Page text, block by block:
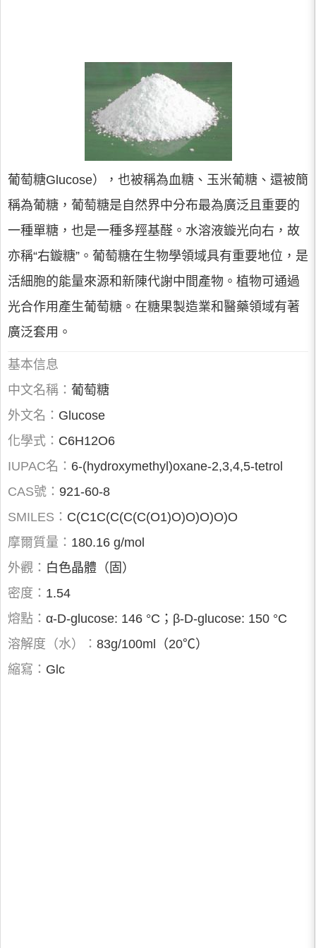
葡萄糖Glucose），也被稱為血糖、玉米葡糖、還被簡
稱為葡糖，葡萄糖是自然界中分布最為廣泛且重要的
一種單糖，也是一種多羥基醛。水溶液鏇光向右，故
亦稱“右鏇糖”。葡萄糖在生物學領域具有重要地位，是
活細胞的能量來源和新陳代謝中間產物。植物可通過
光合作用產生葡萄糖。在糖果製造業和醫藥領域有著
廣泛套用。
基本信息
中文名稱： 葡萄糖
外文名： Glucose
化學式： C6H12O6
IUPAC名： 6-(hydroxymethyl)oxane-2,3,4,5-tetrol
CAS號： 921-60-8
SMILES： C(C1C(C(C(C(O1)O)O)O)O)O
摩爾質量： 180.16 g/mol
外觀： 白色晶體（固）
密度： 1.54
熔點： α-D-glucose: 146 °C；β-D-glucose: 150 °C
溶解度（水）： 83g/100ml（20℃）
縮寫： Glc